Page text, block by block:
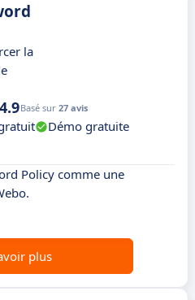
la
4.9Basé sur 27 avis
Démo gratuite
Policy comme une
plus